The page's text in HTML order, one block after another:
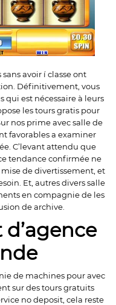
avoir í classe ont
Définitivement, vous
qui est nécessaire à leurs
les tours gratis pour
nos prime avec salle de
favorables a examiner
C’levant attendu que
tendance confirmée ne
de divertissement, et
Et, autres divers salle
en compagnie de les
de archive.
de machines pour avec
sur des tours gratuits
no deposit, cela reste